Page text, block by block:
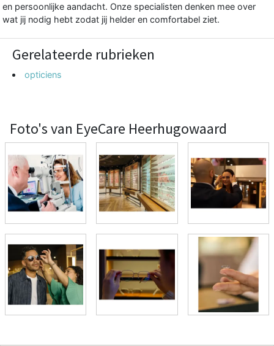
en persoonlijke aandacht. Onze specialisten denken mee over
wat jij nodig hebt zodat jij helder en comfortabel ziet.
Gerelateerde rubrieken
opticiens
Foto's van EyeCare Heerhugowaard